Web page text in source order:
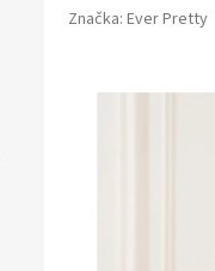
Značka: Ever Pretty